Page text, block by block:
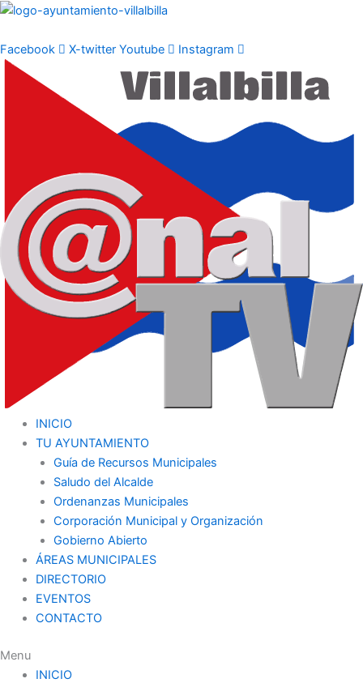
Ir
contenido
Facebook X-twitter Youtube Instagram
INICIO
TU AYUNTAMIENTO
Guía de Recursos Municipales
Saludo del Alcalde
Ordenanzas Municipales
Corporación Municipal y Organización
Gobierno Abierto
ÁREAS MUNICIPALES
DIRECTORIO
EVENTOS
CONTACTO
Menu
INICIO